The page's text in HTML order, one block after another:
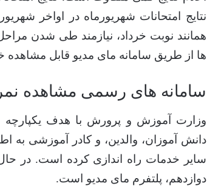
نتایج امتحانات شهریورماه در اواخر
همانند نوبت خرداد، نیازمند طی شدن
ها از طریق سامانه مای مدیو قابل مشاهده
سامانه های رسمی مشاهده
وزارت آموزش و پرورش با هدف
دانش آموزان، والدین، و کادر آموزشی به
سایر خدمات راه اندازی کرده است. در
دوازدهم، پلتفرم مای مدیو است.